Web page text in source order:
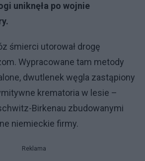
uniknęła po wojnie
śmierci utorował drogę
Wypracowane tam metody
dwutlenek węgla zastąpiony
krematoria w lesie –
Birkenau zbudowanymi
niemieckie firmy.
Reklama